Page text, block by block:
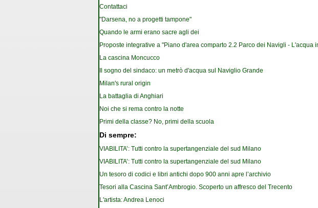
Contattaci
"Darsena, no a progetti tampone"
Quando le armi erano sacre agli dei
Proposte integrative a "Piano d'area comparto 2.2 Parco dei Navigli - L'acqua
La cascina Moncucco
Il sogno del sindaco: un metrò d'acqua sul Naviglio Grande
Milan's rural origin
La battaglia di Anghiari
Noi che si rema contro la notte
Primi della classe? No, primi della scuola
Di sempre:
VIABILITA’: Tutti contro la supertangenziale del sud Milano
VIABILITA’: Tutti contro la supertangenziale del sud Milano
Un tesoro di codici e libri antichi dopo 900 anni apre l’archivio
Tesori alla Cascina Sant’Ambrogio. Scoperto un affresco del Trecento
L'artista: Andrea Lenoci